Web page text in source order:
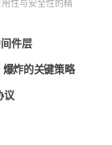
性与安全性的精
件层
炸的关键策略
议